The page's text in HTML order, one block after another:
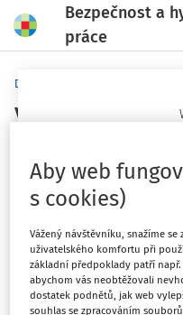
Bezpečnost a
práce
Co jsou, proč teď
Mgr.
Domů
vrtač
Filtr
Počet vyhledaných
Řadit podle:
Nejnovější
Nejstarší
Aby web
s cookies)
Vážený návštěvníku, snažíme
uživatelského komfortu při
základní předpoklady patří
abychom vás neobtěžovali
dostatek podnětů, jak web
souhlas se zpracováním